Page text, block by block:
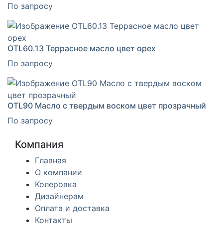
По запросу
OTL60.13 Террасное масло цвет орех
По запросу
OTL90 Масло с твердым воском цвет прозрачный
По запросу
Компания
Главная
О компании
Колеровка
Дизайнерам
Оплата и доставка
Контакты